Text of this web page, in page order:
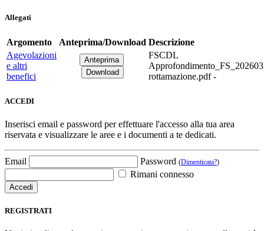
Allegati
Argomento Anteprima/Download Descrizione
Agevolazioni
e altri
benefici
FSCDL
rottamazione.pdf -
ACCEDI
Inserisci email e password per effettuare l'accesso alla tua area
riservata e visualizzare le aree e i documenti a te dedicati.
Email Password (Dimenticata?)
Rimani connesso
REGISTRATI